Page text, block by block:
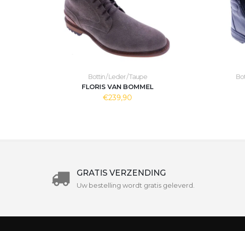
Bottin / Leder / Taupe
FLORIS VAN BOMMEL
€239,90
GRATIS VERZENDING
Uw bestelling wordt gratis geleverd.